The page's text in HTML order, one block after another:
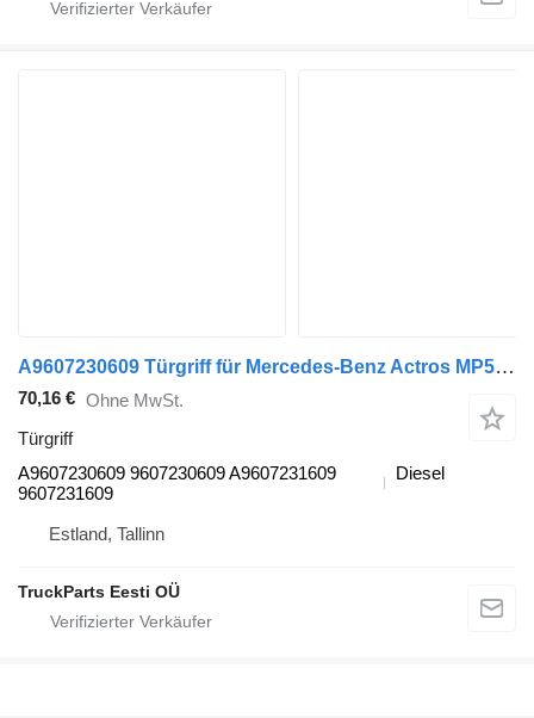
A9607230609 Türgriff für Mercedes-Benz Actros MP5 (2019-) Sattelzugmaschine
70,16 € Ohne MwSt.
Türgriff
A9607230609 9607230609 A9607231609
9607231609
Diesel
Estland, Tallinn
TruckParts Eesti OÜ